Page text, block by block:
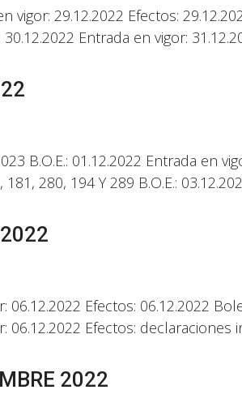
vigor: 29.12.2022 Efectos:
30.12.2022 Entrada en vigor:
B.O.E.: 01.12.2022 Entrada en
280, 194 Y 289 B.O.E.:
06.12.2022 Efectos: 06.12.2022
06.12.2022 Efectos: declaraciones
2022